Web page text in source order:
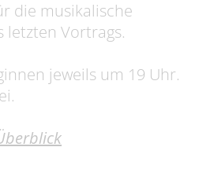
die musikalische
letzten Vortrags.
jeweils um 19 Uhr.